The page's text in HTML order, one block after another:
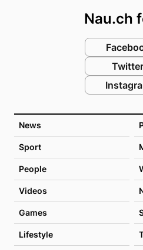
News
Sport
People
Videos
Games
Lifestyle
Nau.ch
Twitter